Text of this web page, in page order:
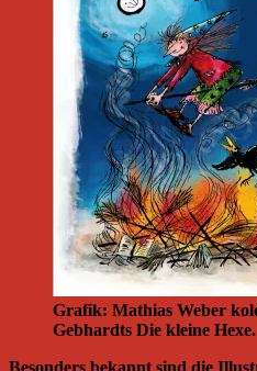
Grafik: Mathias Weber
Gebhardts Die kleine Hexe.